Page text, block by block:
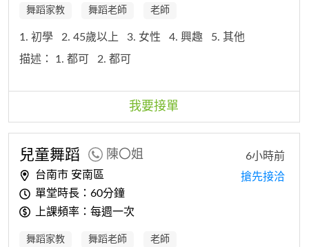
舞蹈家教 舞蹈老師 老師
1. 初學 2. 45歲以上 3. 女性 4. 興趣
5. 其他
描述： 1. 都可 2. 都可
我要接單
兒童舞蹈 陳〇姐
台南市 安南區
單堂時長：60分鐘
上課頻率：每週一次
6小時前
搶先接洽
舞蹈家教 舞蹈老師 老師